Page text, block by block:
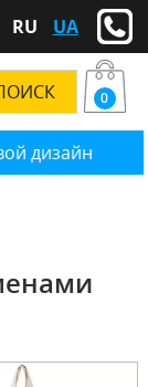
RU UA
дизайн
0